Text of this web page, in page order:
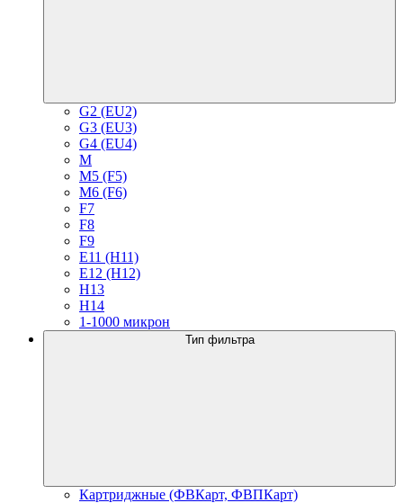
G2 (EU2)
G3 (EU3)
G4 (EU4)
M
M5 (F5)
M6 (F6)
F7
F8
F9
E11 (H11)
E12 (H12)
H13
H14
1-1000 микрон
Тип фильтра
Картриджные (ФВКарт, ФВПКарт)